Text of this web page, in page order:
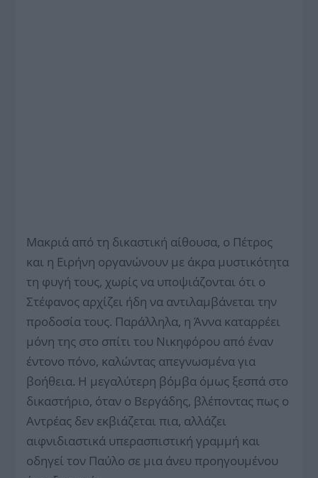
Μακριά από τη δικαστική αίθουσα, ο Πέτρος
και η Ειρήνη οργανώνουν με άκρα μυστικότητα
τη φυγή τους, χωρίς να υποψιάζονται ότι ο
Στέφανος αρχίζει ήδη να αντιλαμβάνεται την
προδοσία τους. Παράλληλα, η Άννα καταρρέει
μόνη της στο σπίτι του Νικηφόρου από έναν
έντονο πόνο, καλώντας απεγνωσμένα για
βοήθεια. Η μεγαλύτερη βόμβα όμως ξεσπά στο
δικαστήριο, όταν ο Βεργάδης, βλέποντας πως ο
Αντρέας δεν εκβιάζεται πια, αλλάζει
αιφνιδιαστικά υπερασπιστική γραμμή και
οδηγεί τον Παύλο σε μια άνευ προηγουμένου